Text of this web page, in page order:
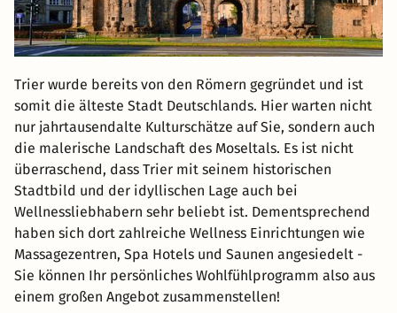
Trier wurde bereits von den Römern gegründet und ist
somit die älteste Stadt Deutschlands. Hier warten nicht
nur jahrtausendalte Kulturschätze auf Sie, sondern auch
die malerische Landschaft des Moseltals. Es ist nicht
überraschend, dass Trier mit seinem historischen
Stadtbild und der idyllischen Lage auch bei
Wellnessliebhabern sehr beliebt ist. Dementsprechend
haben sich dort zahlreiche Wellness Einrichtungen wie
Massagezentren, Spa Hotels und Saunen angesiedelt -
Sie können Ihr persönliches Wohlfühlprogramm also aus
einem großen Angebot zusammenstellen!